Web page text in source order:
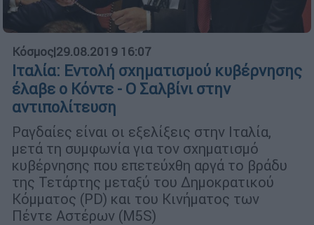
Κόσμος|29.08.2019 16:07
Ιταλία: Εντολή σχηματισμού κυβέρνησης
έλαβε ο Κόντε - Ο Σαλβίνι στην
αντιπολίτευση
Ραγδαίες είναι οι εξελίξεις στην Ιταλία,
μετά τη συμφωνία για τον σχηματισμό
κυβέρνησης που επετεύχθη αργά το βράδυ
της Τετάρτης μεταξύ του Δημοκρατικού
Κόμματος (PD) και του Κινήματος των
Πέντε Αστέρων (Μ5S)